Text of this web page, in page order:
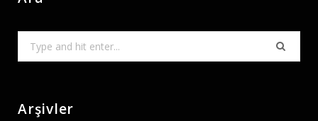
Arşivler